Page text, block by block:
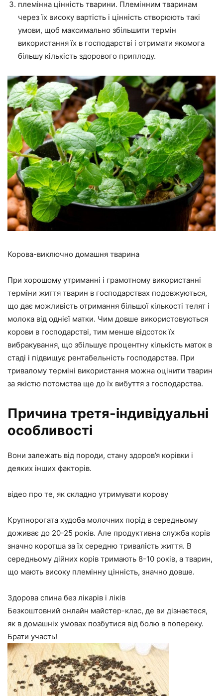
племінна цінність тварини. Племінним тваринам
через їх високу вартість і цінність створюють такі
умови, щоб максимально збільшити термін
використання їх в господарстві і отримати якомога
більшу кількість здорового приплоду.
Корова-виключно домашня тварина
При хорошому утриманні і грамотному використанні
терміни життя тварин в господарствах подовжуються,
що дає можливість отримання більшої кількості телят і
молока від однієї матки. Чим довше використовуються
корови в господарстві, тим менше відсоток їх
вибракування, що збільшує процентну кількість маток в
стаді і підвищує рентабельність господарства. При
тривалому терміні використання можна оцінити тварин
за якістю потомства ще до їх вибуття з господарства.
Причина третя-індивідуальні
особливості
Вони залежать від породи, стану здоров’я корівки і
деяких інших факторів.
відео про те, як складно утримувати корову
Крупнорогата худоба молочних порід в середньому
доживає до 20-25 років. Але продуктивна служба корів
значно коротша за їх середню тривалість життя. В
середньому дійних корів тримають 8-10 років, а тварин,
що мають високу племінну цінність, значно довше.
Здорова спина без лікарів і ліків
Безкоштовний онлайн майстер-клас, де ви дізнаєтеся,
як в домашніх умовах позбутися від болю в попереку.
Брати участь!